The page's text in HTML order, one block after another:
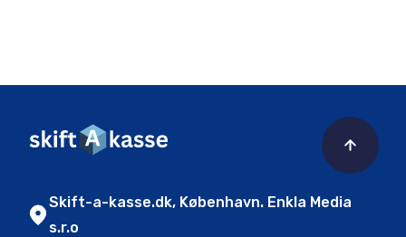
Skift-a-kasse.dk, København. Enkla Media
s.r.o